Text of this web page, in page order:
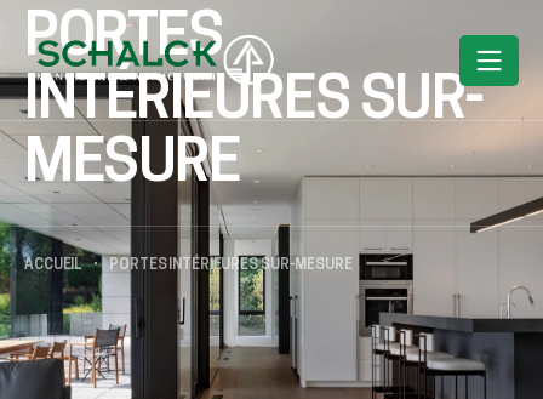
PORTES
INTÉRIEURES SUR-
MESURE
ACCUEIL PORTES INTÉRIEURES SUR-MESURE